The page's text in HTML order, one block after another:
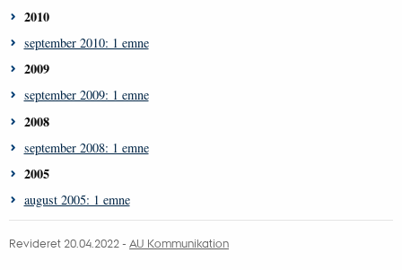
2010
september 2010: 1 emne
2009
september 2009: 1 emne
2008
september 2008: 1 emne
2005
august 2005: 1 emne
Revideret 20.04.2022 - AU Kommunikation